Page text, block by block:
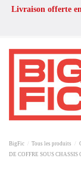
Livraison offerte
BigFic Tous les produits
DE COFFRE SOUS